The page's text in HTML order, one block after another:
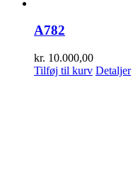
A782
kr. 10.000,00
Tilføj til kurv Detaljer